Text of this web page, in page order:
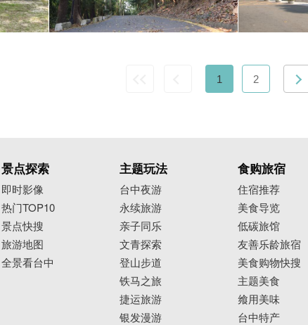
1 2
景点探索
即时影像
热门TOP10
景点快搜
旅游地图
全景看台中
主题玩法
台中夜游
永续旅游
亲子同乐
文青探索
登山步道
铁马之旅
捷运旅游
银发漫游
食购旅宿
住宿推荐
美食导览
低碳旅馆
友善乐龄旅宿
美食购物快搜
主题美食
飨用美味
台中特产